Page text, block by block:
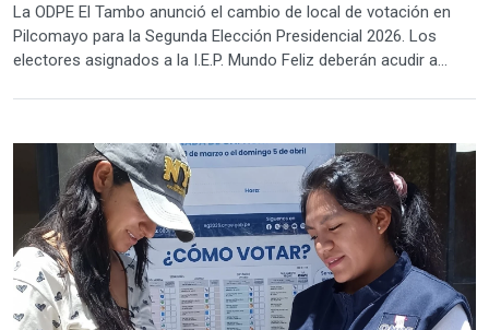
La ODPE El Tambo anunció el cambio de local de votación en
Pilcomayo para la Segunda Elección Presidencial 2026. Los
electores asignados a la I.E.P. Mundo Feliz deberán acudir a...